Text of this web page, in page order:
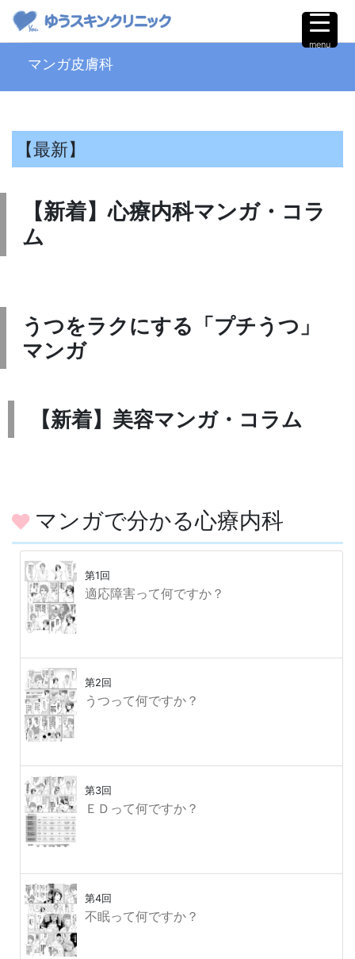
マンガ皮膚科
【最新】
【新着】心療内科マンガ・コラ
ム
うつをラクにする「プチうつ」
マンガ
【新着】美容マンガ・コラム
マンガで分かる心療内科
第1回
適応障害って何ですか？
第2回
うつって何ですか？
第3回
ＥＤって何ですか？
第4回
不眠って何ですか？
menu